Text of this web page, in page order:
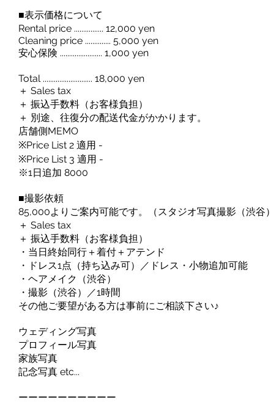
■表示価格について
Rental price ................ 12,000 yen
Cleaning price .............. 5,000 yen
安心保険 ....................... 1,000 yen
Total ........................... 18,000 yen
＋ Sales tax
＋ 振込手数料（お客様負担）
＋ 別途、往復分の配送代金がかかります。
店舗側MEMO
※Price List 2 適用 -
※Price List 3 適用 -
※1日追加 8000
■撮影依頼
85,000よりご案内可能です。（スタジオ写真撮影（渋谷
＋ Sales tax
＋ 振込手数料（お客様負担）
・当日終始同行＋着付＋アテンド
・ドレス1点（持ち込み可）／ドレス・小物追加可能
・ヘアメイク（渋谷）
・撮影（渋谷）／1時間
その他ご要望がある方は事前にご相談下さい♪
ウェディング写真
プロフィール写真
家族写真
記念写真 etc...
ーーーーーーーーーー